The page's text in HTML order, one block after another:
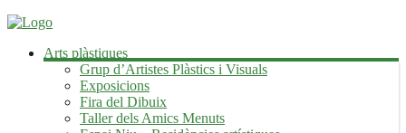
Arts plàstiques
Grup d’Artistes Plàstics i Visuals
Exposicions
Fira del Dibuix
Taller dels Amics Menuts